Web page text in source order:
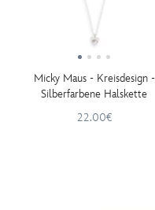
Micky Maus - Kreisdesign -
Silberfarbene Halskette
22.00€